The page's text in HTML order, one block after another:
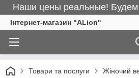
Наши цены реальные! Будем
Інтернет-магазин "ALіon"
Товари та послуги Жіночий